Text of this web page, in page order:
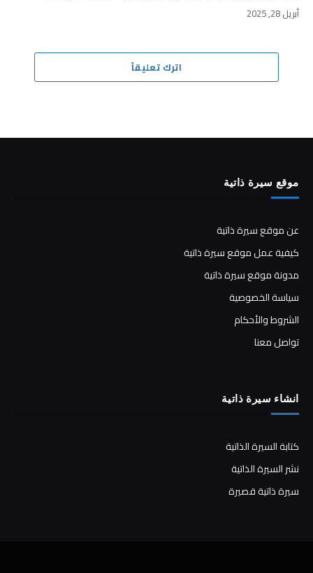
أبريل 28, 2025
اترك تعليقاً
موقع سيرة ذاتية
عن موقع سيرة ذاتية
كيفية عمل موقع سيرة ذاتية
مدونة موقع سيرة ذاتية
سياسة الخصوصية
الشروط والأحكام
تواصل معنا
انشاء سيرة ذاتية
كتابة السيرة الذاتية
نشر السيرة الذاتية
سيرة ذاتية قصيرة